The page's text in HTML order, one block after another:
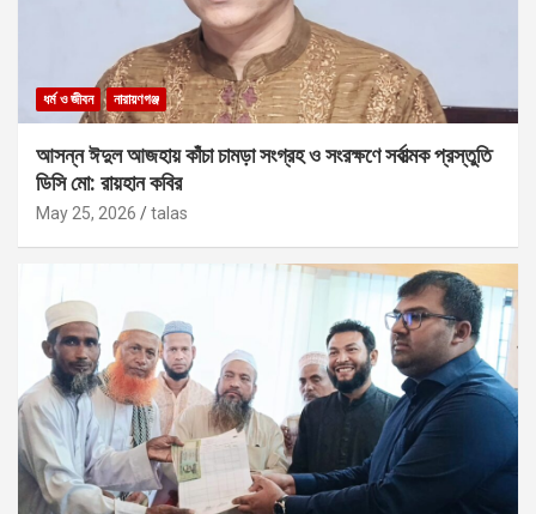
ধর্ম ও জীবন নারায়ণগঞ্জ
আসন্ন ঈদুল আজহায় কাঁচা চামড়া সংগ্রহ ও সংরক্ষণে সর্বাত্মক প্রস্তুতি
ডিসি মো: রায়হান কবির
May 25, 2026 talas